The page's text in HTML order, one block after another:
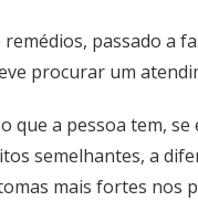
passado a
procurar um
que a pessoa tem, se
semelhantes, a
mais fortes nos